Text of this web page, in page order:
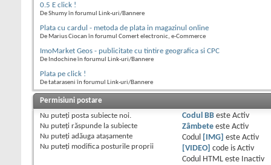
0.5 E click !
De Shumy în forumul Link-uri/Bannere
Plata cu cardul - metoda de plata in magazinul online
De Marius Ciocan în forumul Comert electronic, e-Commerce
ImoMarket Geos - publicitate cu tintire geografica si CPC
De Indochine în forumul Link-uri/Bannere
Plata pe click !
De tataraseni în forumul Link-uri/Bannere
Permisiuni postare
Nu puteţi posta subiecte noi.
Nu puteţi răspunde la subiecte
Nu puteţi adăuga ataşamente
Nu puteţi modifica posturile proprii
Codul BBeste Activ
Zâmbeteeste Activ
Codul
[IMG] este Activ
[VIDEO] code is Activ
Codul HTML este
Inactiv